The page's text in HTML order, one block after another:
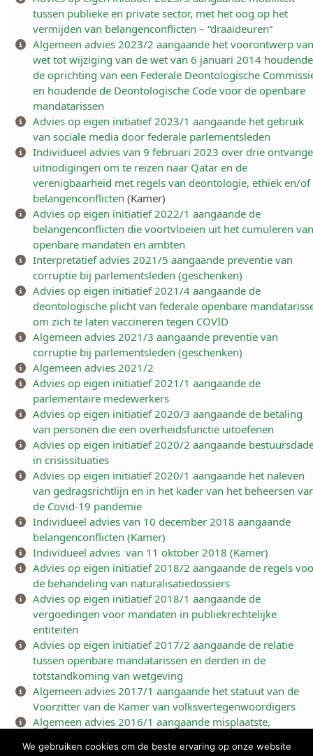
tussen publieke en private sector, met het oog op het
vermijden van belangenconflicten – “draaideuren”
Algemeen advies 2023/2 aangaande het voorontwerp
wet tot wijziging van de wet van 6 januari 2014 houdende
de oprichting van een Federale Deontologische
en houdende de Deontologische Code voor de openbare
mandatarissen
Advies op eigen initiatief 2023/1 aangaande het gebruik
van sociale media door federale parlementsleden
Individueel advies van 9 februari 2023 over drie
uitnodigingen om te reizen naar Qatar en de
verenigbaarheid met regels van deontologie, ethiek en/of
belangenconflicten (Kamer)
Advies op eigen initiatief 2022/1 aangaande de
belangenconflicten die voortvloeien uit het cumuleren
openbare mandaten en ambten
Interpretatief advies 2021/5 aangaande preventie van
corruptie bij parlementsleden (geschenken)
Advies op eigen initiatief 2021/4 aangaande de
deontologische plicht van federale openbare
om zich te laten vaccineren tegen COVID
Algemeen advies 2021/3 aangaande preventie van
corruptie bij parlementsleden (geschenken)
Algemeen advies 2021/2
Advies op eigen initiatief 2021/1 aangaande de
parlementaire medewerkers
Advies op eigen initiatief 2020/3 aangaande de betaling
van personen die een overheidsfunctie uitoefenen
Advies op eigen initiatief 2020/2 aangaande
in crisissituaties
Advies op eigen initiatief 2020/1 aangaande het naleven
van gedragsrichtlijn en in het kader van het beheersen
de Covid-19 pandemie
Individueel advies van 10 december 2018 aangaande
belangenconflicten (Kamer)
Individueel advies van 11 oktober 2018 (Kamer)
Advies op eigen initiatief 2018/2 aangaande de regels
de behandeling van naturalisatiedossiers
Advies op eigen initiatief 2018/1 aangaande de
vergoedingen voor mandaten in publiekrechtelijke
entiteiten
Advies op eigen initiatief 2017/2 aangaande de relatie
tussen openbare mandatarissen en derden in de
totstandkoming van wetgeving
Algemeen advies 2017/1 aangaande het statuut van de
Voorzitter van de Kamer van volksvertegenwoordigers
Algemeen advies 2016/1 aangaande misplaatste,
het kader van parlementaire debatten
We gebruiken cookies om de beste ervaring op onze website